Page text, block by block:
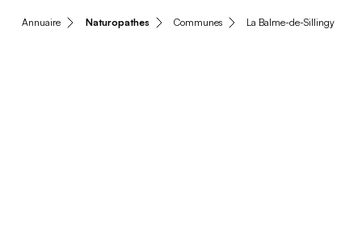
Annuaire Naturopathes Communes La Balme-de-Sillingy